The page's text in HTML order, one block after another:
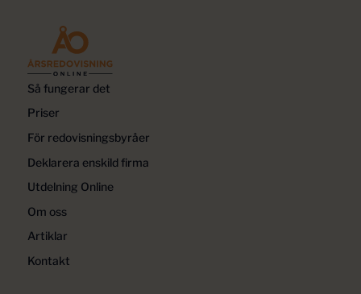
Så fungerar det
Priser
För redovisningsbyråer
Deklarera enskild firma
Utdelning Online
Om oss
Artiklar
Kontakt